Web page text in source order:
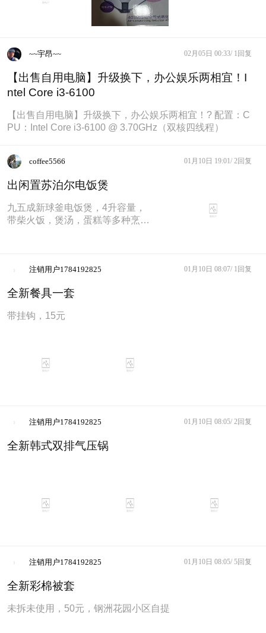
~~宇昂~~ 02月05日 00:33/ 1回复
【出售自用电脑】升级换下，办公娱乐两相宜！I
ntel Core i3-6100
【出售自用电脑】升级换下，办公娱乐两相宜！? 配置：C
PU：Intel Core i3-6100 @ 3.70GHz（双核四线程）
coffee5566 01月10日 19:01/ 2回复
出闲置苏泊尔电饭煲
九五成新球釜电饭煲，4升容量，
带柴火饭，煲汤，蛋糕等多种烹饪
注销用户1784192825 01月10日 08:07/ 1回复
全新餐具一套
带挂钩，15元
注销用户1784192825 01月10日 08:05/ 2回复
全新韩式双排气压锅
注销用户1784192825 01月10日 08:05/ 5回复
全新彩棉被套
未拆未使用，50元，钢洲花园小区自提